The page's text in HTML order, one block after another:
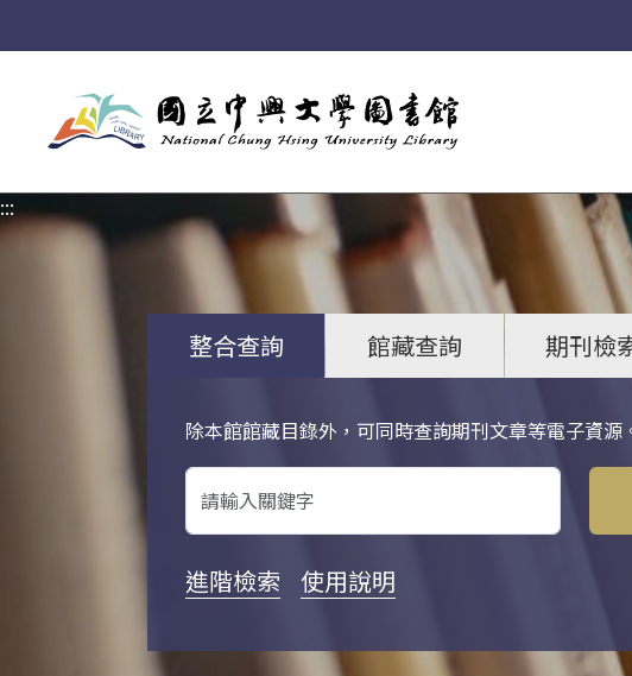
:::
整合查詢 館藏查詢 期刊檢
除本館館藏目錄外，可同時查詢期刊文章等電子資源
關鍵字搜尋
進階檢索 使用說明